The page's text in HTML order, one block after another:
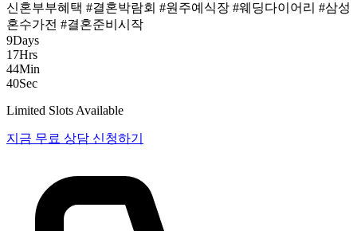
신혼부부혜택 #결혼박람회 #원주예식장 #웨딩다이어리 #삼성
혼수가전 #결혼준비시작
9Days
17Hrs
44Min
39Sec
Limited Slots Available
지금 무료 상담 신청하기